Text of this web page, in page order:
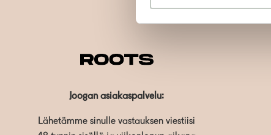
Joogan asiakaspalvelu:
Lähetämme sinulle vastauksen viestiisi